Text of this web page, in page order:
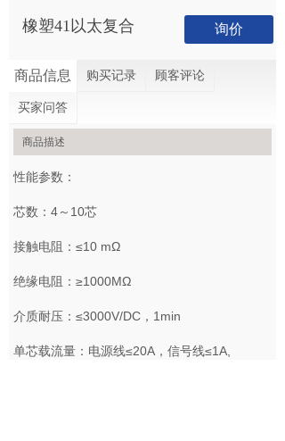
橡塑41以太复合
商品信息 购买记录 顾客评论
买家问答
商品描述
性能参数：
芯数：4～10芯
接触电阻：≤10 mΩ
绝缘电阻：≥1000MΩ
介质耐压：≤3000V/DC，1min
单芯载流量：电源线≤20A，信号线≤1A,
询价